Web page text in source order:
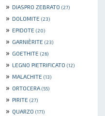
» DIASPRO ZEBRATO (27)
» DOLOMITE (23)
» EPIDOTE (20)
» GARNIÈRITE (23)
» GOETHITE (26)
» LEGNO PIETRIFICATO (12)
» MALACHITE (13)
» ORTOCERA (55)
» PIRITE (27)
» QUARZO (171)